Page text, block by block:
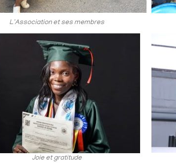
L'Association et ses membres
Joie et gratitude